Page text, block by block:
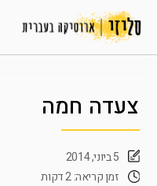
צעדה חמה
5 ביוני, 2014
זמן קריאה: 2 דקות